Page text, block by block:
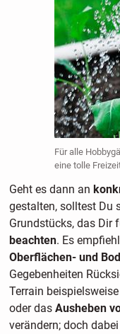
Für alle
eine tolle
Geht es dann an
gestalten, solltest Du
Grundstücks, das Dir
beachten. Es
Oberflächen- und
Gegebenheiten
Terrain
oder das Ausheben
verändern; doch